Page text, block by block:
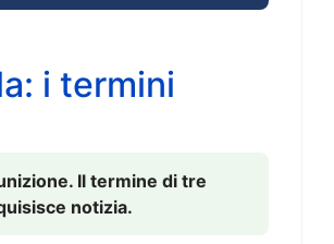
i termini
Il termine di tre
notizia.